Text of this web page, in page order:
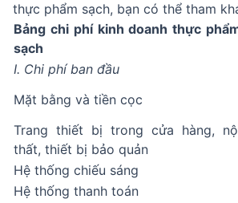
thực phẩm sạch, bạn có thể tham
Bảng chi phí kinh doanh thực
sạch
I. Chi phí ban đầu
Mặt bằng và tiền cọc
Trang thiết bị trong cửa hàng,
thất, thiết bị bảo quản
Hệ thống chiếu sáng
Hệ thống thanh toán